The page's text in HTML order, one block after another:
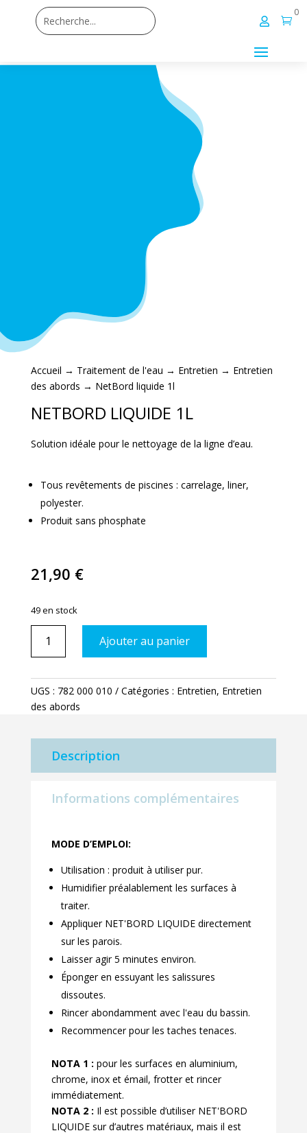
 
0
Accueil → Traitement de l'eau → Entretien → Entretien
des abords → NetBord liquide 1l
NETBORD LIQUIDE 1L
Solution idéale pour le nettoyage de la ligne d’eau.
Tous revêtements de piscines : carrelage, liner,
polyester.
Produit sans phosphate
21,90 €
49 en stock
liquide
1l
Ajouter au panier
UGS : 782 000 010 Catégories : Entretien, Entretien
des abords
Description
Informations complémentaires
MODE D’EMPLOI:
Utilisation : produit à utiliser pur.
Humidifier préalablement les surfaces à
traiter.
Appliquer NET'BORD LIQUIDE directement
sur les parois.
Laisser agir 5 minutes environ.
Éponger en essuyant les salissures
dissoutes.
Rincer abondamment avec l'eau du bassin.
Recommencer pour les taches tenaces.
NOTA 1 : pour les surfaces en aluminium,
chrome, inox et émail, frotter et rincer
immédiatement.
NOTA 2 : Il est possible d’utiliser NET'BORD
LIQUIDE sur d’autres matériaux, mais il est